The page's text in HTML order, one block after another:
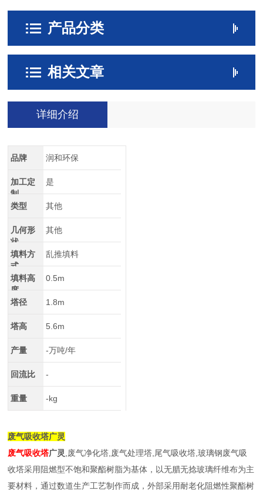
产品分类
相关文章
详细介绍
品牌 润和环保
加工定
制
是
类型 其他
几何形
状
其他
填料方
式
乱推填料
填料高
度
0.5m
塔径 1.8m
塔高 5.6m
产量 -万吨/年
回流比 -
重量 -kg
废气吸收塔广灵
废气吸收塔广灵 ,废气净化塔,废气处理塔,尾气吸收塔,玻璃钢废气吸
收塔采用阻燃型不饱和聚酯树脂为基体，以无腊无捻玻璃纤维布为主
要材料，通过数道生产工艺制作而成，外部采用耐老化阻燃性聚酯树